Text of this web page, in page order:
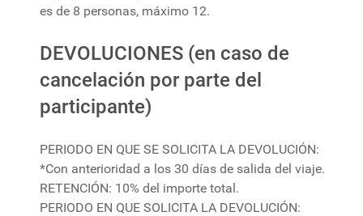
es de 8 personas, máximo 12.
DEVOLUCIONES (en caso de
cancelación por parte del
participante)
PERIODO EN QUE SE SOLICITA LA DEVOLUCIÓN:
*Con anterioridad a los 30 días de salida del viaje.
RETENCIÓN: 10% del importe total.
PERIODO EN QUE SOLICITA LA DEVOLUCIÓN: